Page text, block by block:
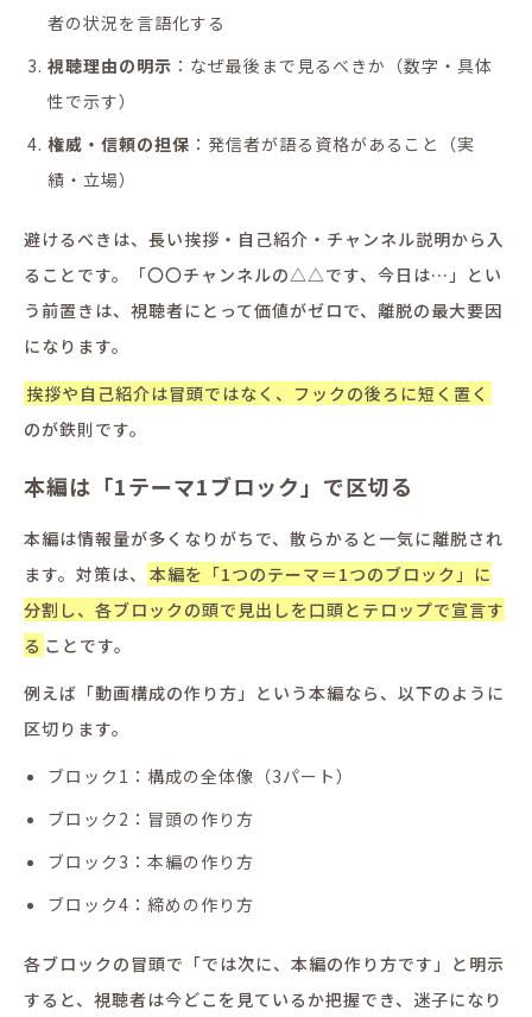
者の状況を言語化する
視聴理由の明示 ：なぜ最後まで見るべきか（数字・具体
性で示す）
権威・信頼の担保 ：発信者が語る資格があること（実
績・立場）
避けるべきは、長い挨拶・自己紹介・チャンネル説明から入
ることです。「〇〇チャンネルの△△です、今日は…」とい
う前置きは、視聴者にとって価値がゼロで、離脱の最大要因
になります。
挨拶や自己紹介は冒頭ではなく、フックの後ろに短く置く
のが鉄則です。
本編は「1テーマ1ブロック」で区切る
本編は情報量が多くなりがちで、散らかると一気に離脱され
ます。対策は、 本編を「1つのテーマ＝1つのブロック」に
分割し、各ブロックの頭で見出しを口頭とテロップで宣言す
る ことです。
例えば「動画構成の作り方」という本編なら、以下のように
区切ります。
ブロック1：構成の全体像（3パート）
ブロック2：冒頭の作り方
ブロック3：本編の作り方
ブロック4：締めの作り方
各ブロックの冒頭で「では次に、本編の作り方です」と明示
すると、視聴者は今どこを見ているか把握でき、迷子になり